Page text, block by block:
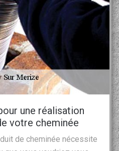
une réalisation
votre cheminée
de cheminée nécessite